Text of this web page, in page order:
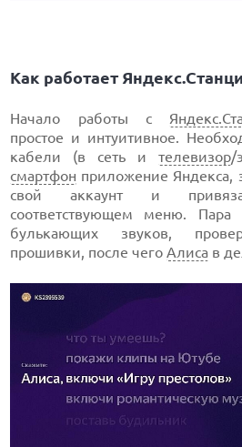
Как работает
Начало работы с
простое и интуитивное.
кабели (в сеть и телевизор/
смартфон приложение Яндекса,
свой аккаунт и
соответствующем меню. Пара
булькающих звуков,
прошивки, после чегоАлиса в